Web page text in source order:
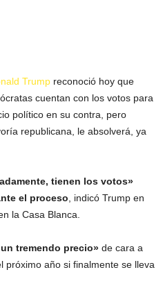
Trump reconoció hoy que
cuentan con los votos para
político en su contra, pero
republicana, le absolverá, ya
tienen los votos»
el proceso , indicó Trump en
la Casa Blanca.
tremendo precio» de cara a
próximo año si finalmente se lleva